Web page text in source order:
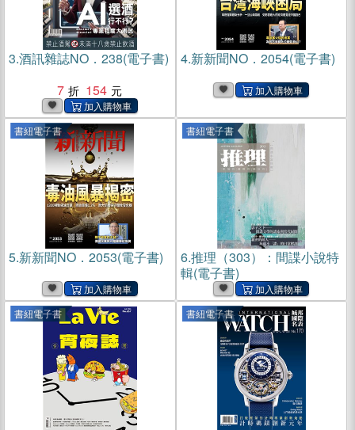
3.酒訊雜誌NO．238(電子書)
7
154
4.新新聞NO．2054(電子書)
書紐電子書
5.新新聞NO．2053(電子書)
書紐電子書
6.推理（303）：間諜小說特
輯(電子書)
書紐電子書 書紐電子書